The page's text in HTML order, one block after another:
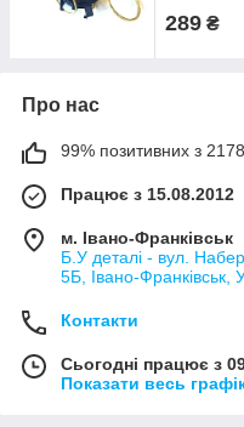
289 ₴
Про нас
99% позитивних з 2178
Працює з 15.08.2012
м. Івано-Франківськ
Б.У деталі - вул.
5Б, Івано-Франківськ,
Контакти
Сьогодні працює з
Показати весь